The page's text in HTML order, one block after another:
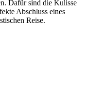
Dafür sind die Kulisse
Abschluss eines
Reise.